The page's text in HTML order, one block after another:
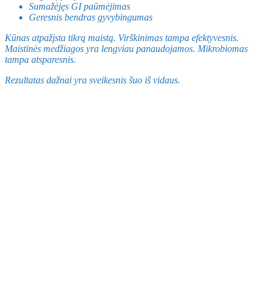
Sumažėjęs GI paūmėjimas
Geresnis bendras gyvybingumas
Kūnas atpažįsta tikrą maistą. Virškinimas tampa efektyvesnis.
Maistinės medžiagos yra lengviau panaudojamos. Mikrobiomas
tampa atsparesnis.
Rezultatas dažnai yra sveikesnis šuo iš vidaus.